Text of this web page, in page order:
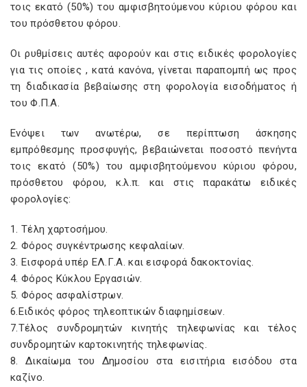
τοις εκατό (50%) του αμφισβητούμενου κύριου φόρου και
του πρόσθετου φόρου.
Οι ρυθμίσεις αυτές αφορούν και στις ειδικές φορολογίες
για τις οποίες , κατά κανόνα, γίνεται παραπομπή ως προς
τη διαδικασία βεβαίωσης στη φορολογία εισοδήματος ή
του Φ.Π.Α.
Ενόψει των ανωτέρω, σε περίπτωση άσκησης
εμπρόθεσμης προσφυγής, βεβαιώνεται ποσοστό πενήντα
τοις εκατό (50%) του αμφισβητούμενου κύριου φόρου,
πρόσθετου φόρου, κ.λ.π. και στις παρακάτω ειδικές
φορολογίες:
1. Τέλη χαρτοσήμου.
2. Φόρος συγκέντρωσης κεφαλαίων.
3. Εισφορά υπέρ ΕΛ.Γ.Α. και εισφορά δακοκτονίας.
4. Φόρος Κύκλου Εργασιών.
5. Φόρος ασφαλίστρων.
6.Ειδικός φόρος τηλεοπτικών διαφημίσεων.
7.Τέλος συνδρομητών κινητής τηλεφωνίας και τέλος
συνδρομητών καρτοκινητής τηλεφωνίας.
8. Δικαίωμα του Δημοσίου στα εισιτήρια εισόδου στα
καζίνο.